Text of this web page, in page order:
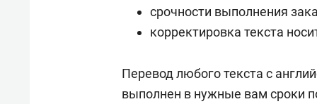
срочности выполнения
корректировка текста
Перевод любого текста с
выполнен в нужные вам сроки